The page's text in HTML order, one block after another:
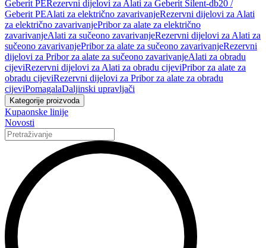
Geberit PERezervni dijelovi za Alati za Geberit Silent-db20 /
Geberit PEAlati za električno zavarivanjeRezervni dijelovi za Alati
za električno zavarivanjePribor za alate za električno
zavarivanjeAlati za sučeono zavarivanjeRezervni dijelovi za Alati za
sučeono zavarivanjePribor za alate za sučeono zavarivanjeRezervni
dijelovi za Pribor za alate za sučeono zavarivanjeAlati za obradu
cijeviRezervni dijelovi za Alati za obradu cijeviPribor za alate za
obradu cijeviRezervni dijelovi za Pribor za alate za obradu
cijeviPomagalaDaljinski upravljači
Kategorije proizvoda
Kupaonske linije
Novosti